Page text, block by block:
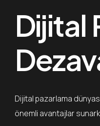
Dijital
Dijital pazarlama
önemli avantajlar